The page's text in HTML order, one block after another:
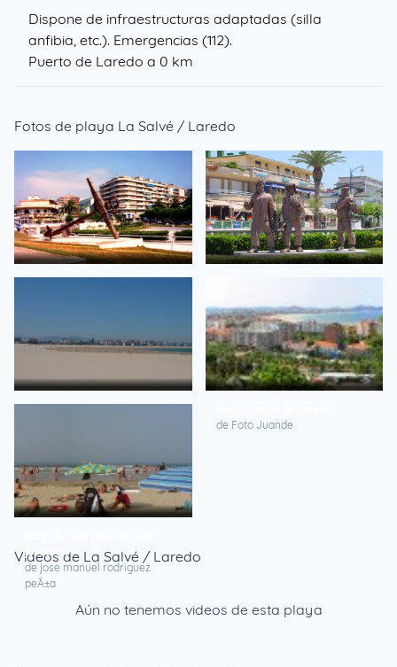
Dispone de infraestructuras adaptadas (silla
anfibia, etc.). Emergencias (112).
Puerto de Laredo a 0 km
Fotos de playa La Salvé / Laredo
de Foto Juande
josetxo19
de jose manuel rodriguez
peÃ±a
Videos de La Salvé / Laredo
Aún no tenemos videos de esta playa